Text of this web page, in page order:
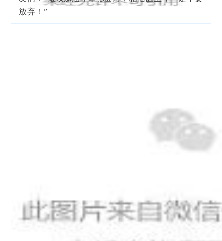
放弃！”